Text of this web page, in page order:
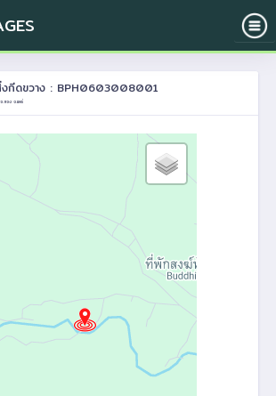
กีดขวาง : BPH0603008001
.สอง จ.แพร่